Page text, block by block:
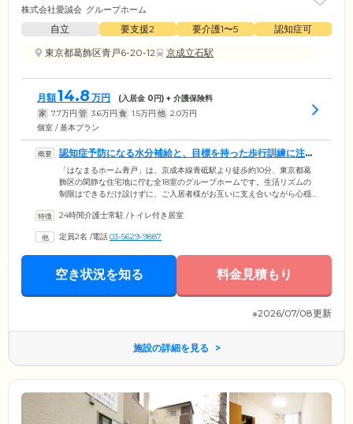
株式会社愛誠会 グループホーム
自立 要支援2 要介護1〜5
認知症可
東京都葛飾区青戸6-20-12
京成立石駅
月額14.8 万円 (入居金 0円) + 介護保険料
家 7.7万円 管 3.6万円 食 1.5万円 他 2.0万円
個室 / 基本プラン
認知症予防になる水分補給と、目標を持った歩行訓練に注力
しています
「はなまるホーム青戸」は、京成本線青砥駅より徒歩約10分、東京都葛
飾区の閑静な住宅地に佇む全18室のグループホームです。生活リズムの
制限はできるだけ設けずに、ご入居者様がお互いに支え合いながら心穏
することが認知症予防につながるとして、ご入居者様の水分補給を徹
とを目標にし、1日1回、ご入居者様に合わせた目標を立て、歩行訓練を行
っています。スタッフは常にご入居者様の様子を気にかけており、話し
24時間介護士常駐 /トイレ付き居室
定員2名 /電話03-5629-9887
空き状況を知る 料金見積もり
※2026/07/08更新
施設の詳細を見る